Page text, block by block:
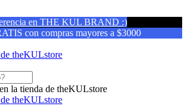
en THE KUL BRAND :)
con compras mayores a $3000